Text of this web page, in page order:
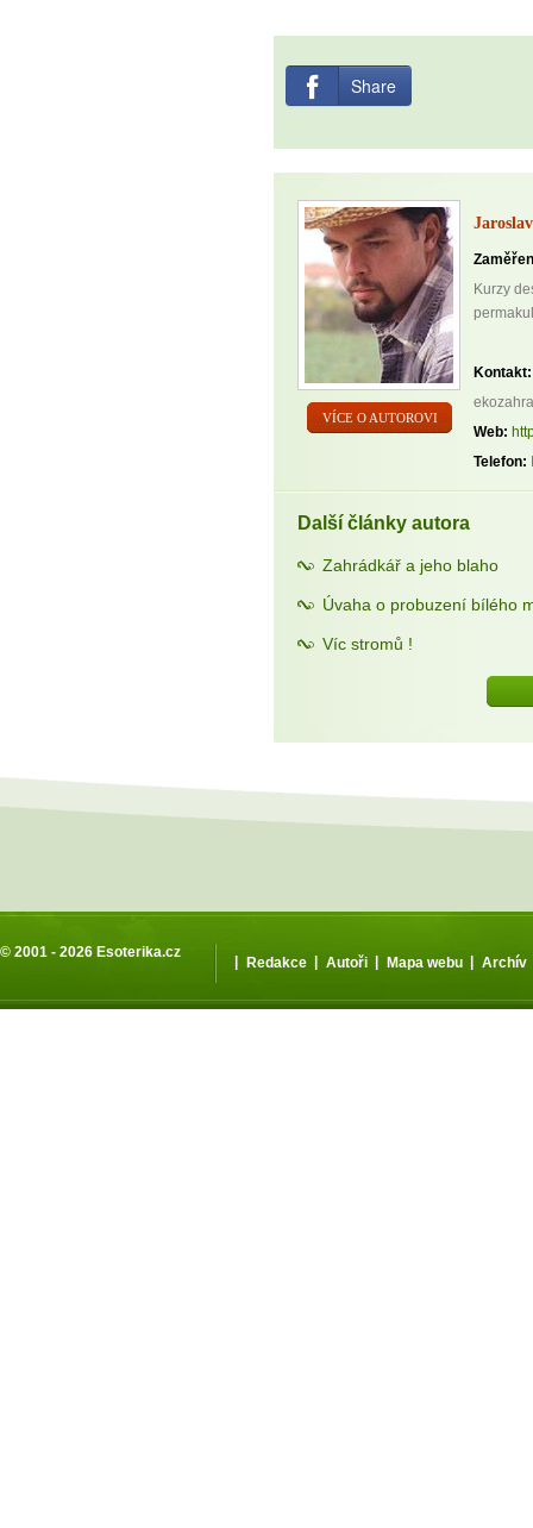
Share
VÍCE O AUTOROVI
Kurzy
Kontakt:
Web:
Telefon:
Další články autora
Zahrádkář a jeho blaho
Úvaha o probuzení bílého
Víc stromů !
© 2001 - 2026 Esoterika.cz
| Redakce | Autoři | Mapa webu | Archív